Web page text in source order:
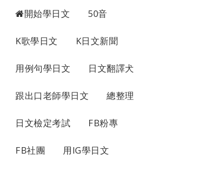
開始學日文 50音
K歌學日文 K日文新聞
用例句學日文 日文翻譯犬
跟出口老師學日文 總整理
日文檢定考試 FB粉專
FB社團 用IG學日文